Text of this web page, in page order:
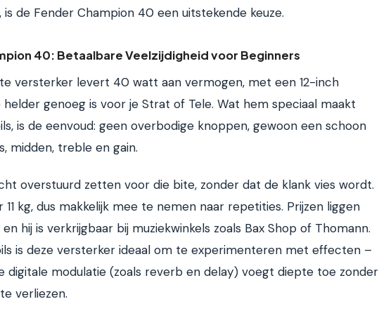
de Fender Champion 40 een uitstekende keuze.
40: Betaalbare Veelzijdigheid voor Beginners
versterker levert 40 watt aan vermogen, met een 12-inch
helder genoeg is voor je Strat of Tele. Wat hem speciaal maakt
is de eenvoud: geen overbodige knoppen, gewoon een schoon
midden, treble en gain.
overstuurd zetten voor die bite, zonder dat de klank vies wordt.
11 kg, dus makkelijk mee te nemen naar repetities. Prijzen liggen
hij is verkrijgbaar bij muziekwinkels zoals Bax Shop of Thomann.
is deze versterker ideaal om te experimenteren met effecten –
digitale modulatie (zoals reverb en delay) voegt diepte toe zonder
verliezen.